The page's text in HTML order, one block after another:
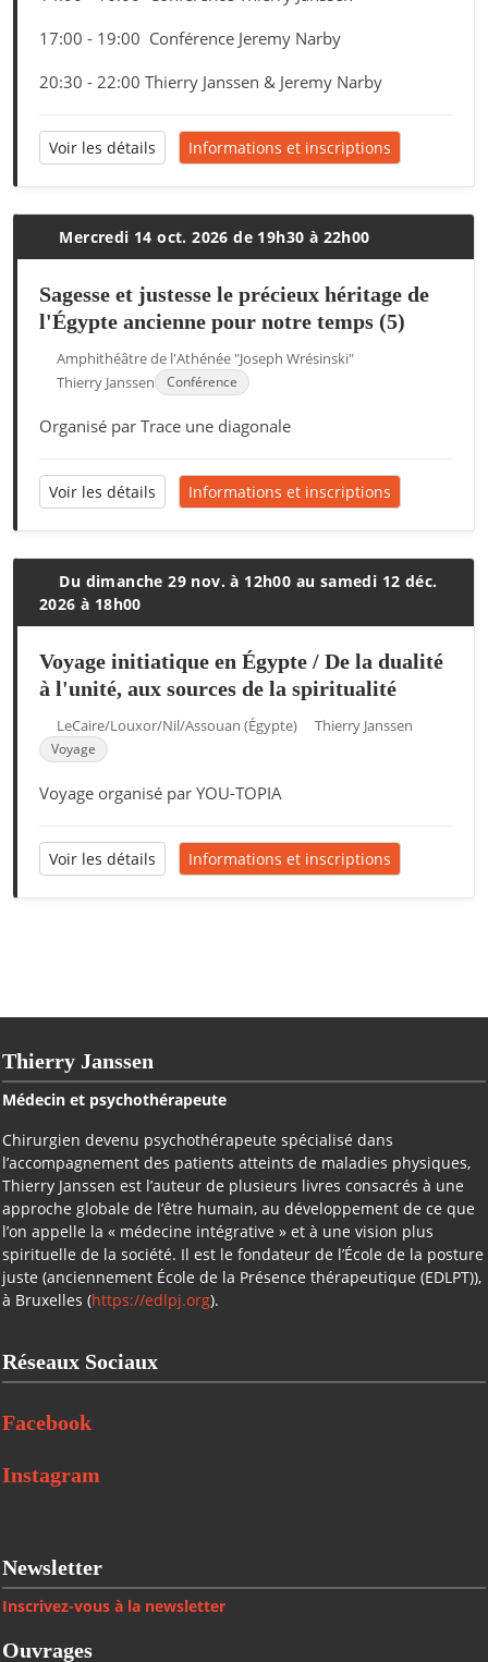
17:00 - 19:00 Conférence Jeremy Narby
20:30 - 22:00 Thierry Janssen & Jeremy Narby
Voir les détails Informations et inscriptions
Mercredi 14 oct. 2026 de 19h30 à 22h00
Sagesse et justesse le précieux héritage de
l'Égypte ancienne pour notre temps (5)
Amphithéâtre de l'Athénée "Joseph Wrésinski"
Thierry Janssen
Conférence
Organisé par Trace une diagonale
Voir les détails Informations et inscriptions
Du dimanche 29 nov. à 12h00 au samedi 12 déc.
2026 à 18h00
Voyage initiatique en Égypte / De la dualité
à l'unité, aux sources de la spiritualité
LeCaire/Louxor/Nil/Assouan (Égypte) Thierry Janssen
Voyage
Voyage organisé par YOU-TOPIA
Voir les détails Informations et inscriptions
Thierry Janssen
Médecin et psychothérapeute
Chirurgien devenu psychothérapeute spécialisé dans
l’accompagnement des patients atteints de maladies physiques,
Thierry Janssen est l’auteur de plusieurs livres consacrés à une
approche globale de l’être humain, au développement de ce que
l’on appelle la « médecine intégrative » et à une vision plus
spirituelle de la société. Il est le fondateur de l’École de la posture
juste (anciennement École de la Présence thérapeutique (EDLPT)),
à Bruxelles (https://edlpj.org).
Réseaux Sociaux
Facebook
Instagram
Newsletter
Inscrivez-vous à la newsletter
Ouvrages